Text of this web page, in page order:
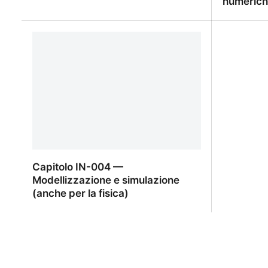
Capitolo IN-004 —
Modellizzazione e simulazione
(anche per la fisica)